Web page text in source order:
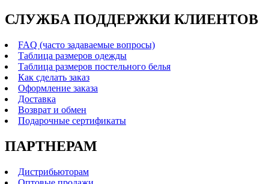
СЛУЖБА ПОДДЕРЖКИ КЛИЕНТОВ
FAQ (часто задаваемые вопросы)
Таблица размеров одежды
Таблица размеров постельного белья
Как сделать заказ
Оформление заказа
Доставка
Возврат и обмен
Подарочные сертификаты
ПАРТНЕРАМ
Дистрибьюторам